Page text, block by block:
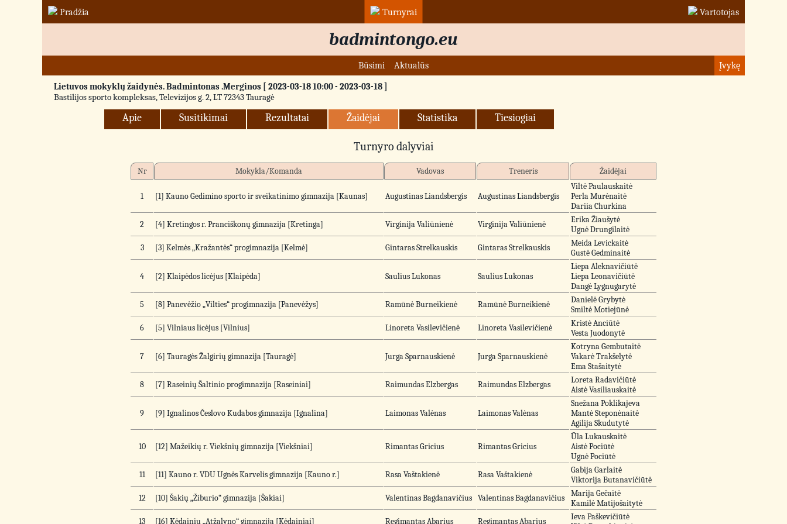
Pradžia Turnyrai Vartotojas
badmintongo.eu
Būsimi Aktualūs
Įvykę
Lietuvos mokyklų žaidynės. Badmintonas .Merginos [ 2023-03-18 10:00 - 2023-03-18 ]
Bastilijos sporto kompleksas, Televizijos g. 2, LT 72343 Tauragė
Apie Susitikimai Rezultatai Žaidėjai Statistika Tiesiogiai
Turnyro dalyviai
Nr Mokykla/Komanda Vadovas Treneris Žaidėjai
1 [1] Kauno Gedimino sporto ir sveikatinimo gimnazija [Kaunas] Augustinas Liandsbergis Augustinas Liandsbergis
Viltė Paulauskaitė
Perla Murėnaitė
Dariia Churkina
2
[4] Kretingos r. Pranciškonų gimnazija [Kretinga] Virginija Valiūnienė Virginija Valiūnienė
Erika Žiaušytė
Ugnė Drungilaitė
3
[3] Kelmės „Kražantės“ progimnazija [Kelmė] Gintaras Strelkauskis Gintaras Strelkauskis
Meida Levickaitė
Gustė Gedminaitė
4 [2] Klaipėdos licėjus [Klaipėda] Saulius Lukonas Saulius Lukonas
Liepa Aleknavičiūtė
Liepa Leonavičiūtė
Dangė Lygnugarytė
5
[8] Panevėžio „Vilties“ progimnazija [Panevėžys] Ramūnė Burneikienė Ramūnė Burneikienė
Danielė Grybytė
Smiltė Motiejūnė
6
[5] Vilniaus licėjus [Vilnius] Linoreta Vasilevičienė Linoreta Vasilevičienė
Kristė Anciūtė
Vesta Juodonytė
7 [6] Tauragės Žalgirių gimnazija [Tauragė] Jurga Sparnauskienė Jurga Sparnauskienė
Kotryna Gembutaitė
Vakarė Trakšelytė
Ema Stašaitytė
8
[7] Raseinių Šaltinio progimnazija [Raseiniai] Raimundas Elzbergas Raimundas Elzbergas
Loreta Radavičiūtė
Aistė Vasiliauskaitė
9 [9] Ignalinos Česlovo Kudabos gimnazija [Ignalina] Laimonas Valėnas Laimonas Valėnas
Snežana Poklikajeva
Mantė Steponėnaitė
Agilija Skudutytė
10 [12] Mažeikių r. Viekšnių gimnazija [Viekšniai] Rimantas Gricius Rimantas Gricius
Ūla Lukauskaitė
Aistė Pociūtė
Ugnė Pociūtė
11
[11] Kauno r. VDU Ugnės Karvelis gimnazija [Kauno r.] Rasa Vaštakienė Rasa Vaštakienė
Gabija Garlaitė
Viktorija Butanavičiūtė
12
[10] Šakių „Žiburio“ gimnazija [Šakiai] Valentinas Bagdanavičius Valentinas Bagdanavičius
Marija Gečaitė
Kamilė Matijošaitytė
13
[16] Kėdainių „Atžalyno“ gimnazija [Kėdainiai] Regimantas Abarius Regimantas Abarius
Ieva Paškevičiūtė